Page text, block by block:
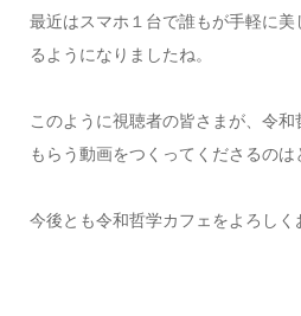
最近はスマホ１台で誰もが手軽に
るようになりましたね。
このように視聴者の皆さまが、令
もらう動画をつくってくださるのは
今後とも令和哲学カフェをよろしく